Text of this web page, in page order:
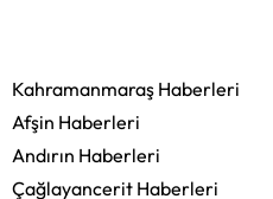
Kahramanmaraş Haberleri
Afşin Haberleri
Andırın Haberleri
Çağlayancerit Haberleri